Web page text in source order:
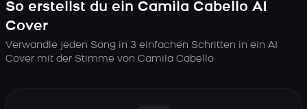
So erstellst du ein Camila Cabello AI
Cover
Verwandle jeden Song in 3 einfachen Schritten in ein AI
Cover mit der Stimme von Camila Cabello